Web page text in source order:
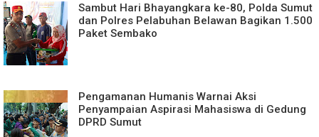
Sambut Hari Bhayangkara ke-80, Polda Sumut
dan Polres Pelabuhan Belawan Bagikan 1.500
Paket Sembako
Pengamanan Humanis Warnai Aksi
Penyampaian Aspirasi Mahasiswa di Gedung
DPRD Sumut